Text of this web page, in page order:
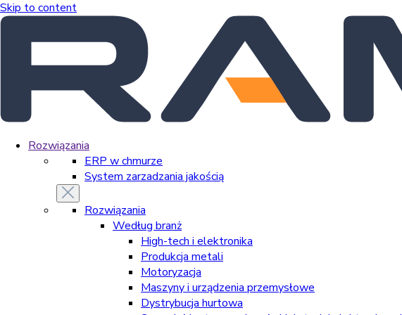
Skip to content
Rozwiązania
ERP w chmurze
System zarzadzania jakością
Rozwiązania
Według branż
High-tech i elektronika
Produkcja metali
Motoryzacja
Maszyny i urządzenia przemysłowe
Dystrybucja hurtowa